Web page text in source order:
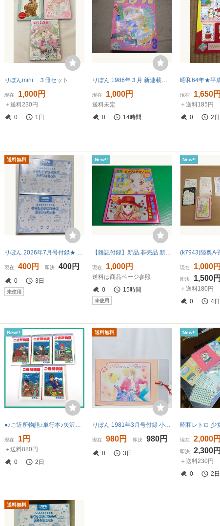
りぼんmini ３冊セット
現在 1,000円
＋送料230円
0
1日
りぼん 1986年３月 新連載わたしはサボテン高橋由香利 池野恋 水沢めぐみ 本田恵子 集英社
現在 1,000円
送料未定
0
14時間
現在 1,650円
＋送料185円
0
2日
送料無料
りぼん 2026年7月号付録★ そらもふアニマルズ ステショセット 2個セット
現在 400円 即決 400円
0 3日
未使用
New!!
【雑誌付録】新品.非売品 新春ビッグよみきり別冊『恋に試練はつきものよ あいざわ遥/晴れた日の愛おしさ 石本美穂』りぼん 平成5年2月付録
現在 1,000円
送料は商品ページ参照
0
15時間
未使用
New!!
現在 1,000円
即決 1,500円
＋送料180円
0
4日
New!!
●♪ご近所物語♪単行本♪矢沢あい コミック★ 抜け巻あり♪5巻分のセット 漫画 2巻 4巻 5巻 6巻 7巻
現在 1円
＋送料880円
0
2日
送料無料
りぼん 1981年3月号付録 小椋冬美 メモリアル・バインダー 昭和56年 当時物 昭和レトロ
現在 980円 即決 980円
0 3日
New!!
現在 2,000円
即決 2,300円
＋送料230円
0
2日
送料無料